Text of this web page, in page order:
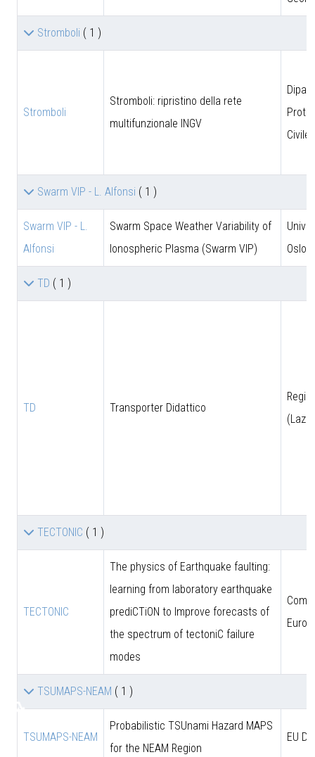
Stromboli ( 1 )
Stromboli
Stromboli: ripristino della rete
multifunzionale INGV
Civile
Swarm VIP - L. Alfonsi ( 1 )
Swarm VIP - L.
Alfonsi
Swarm Space Weather Variability of
Ionospheric Plasma (Swarm VIP)
Oslo
TD ( 1 )
TD Transporter Didattico
TECTONIC ( 1 )
TECTONIC
The physics of Earthquake faulting:
learning from laboratory earthquake
prediCTiON to Improve forecasts of
the spectrum of tectoniC failure
modes
TSUMAPS-NEAM ( 1 )
TSUMAPS-NEAM
Probabilistic TSUnami Hazard MAPS
for the NEAM Region
EU